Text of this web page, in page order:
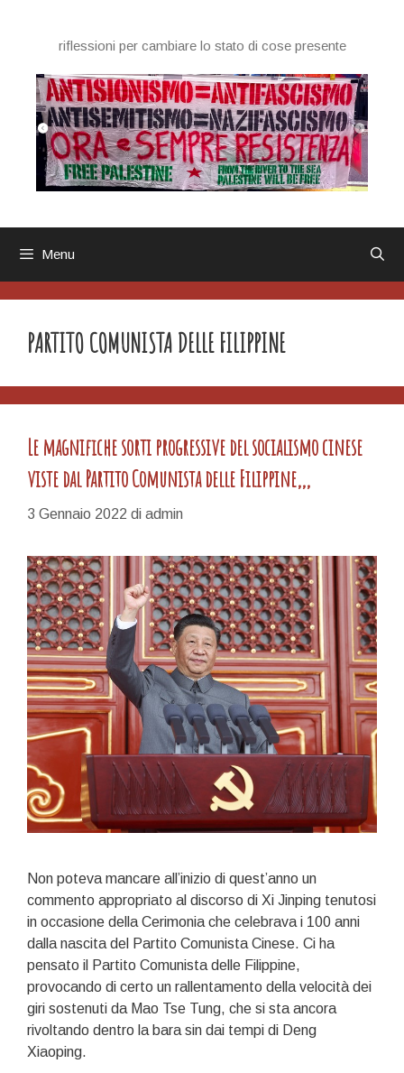
contenutoriflessioni per cambiare lo stato di cose presente
Menu
PARTITO COMUNISTA DELLE FILIPPINE
Le magnifiche sorti progressive del socialismo cinese
viste dal Partito Comunista delle Filippine,,,
3 Gennaio 2022 di admin
Non poteva mancare all’inizio di quest’anno un
commento appropriato al discorso di Xi Jinping tenutosi
in occasione della Cerimonia che celebrava i 100 anni
dalla nascita del Partito Comunista Cinese. Ci ha
pensato il Partito Comunista delle Filippine,
provocando di certo un rallentamento della velocità dei
giri sostenuti da Mao Tse Tung, che si sta ancora
rivoltando dentro la bara sin dai tempi di Deng
Xiaoping.